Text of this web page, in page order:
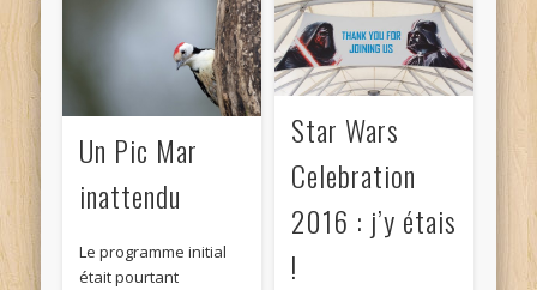
Star Wars
Celebration
2016 : j’y étais
!
Un Pic Mar
inattendu
Le programme initial
était pourtant